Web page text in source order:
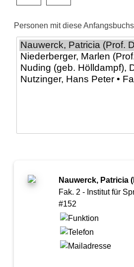
Personen mit diese
Nauwerck, Patricia
Fak. 2 - Institut für
#152